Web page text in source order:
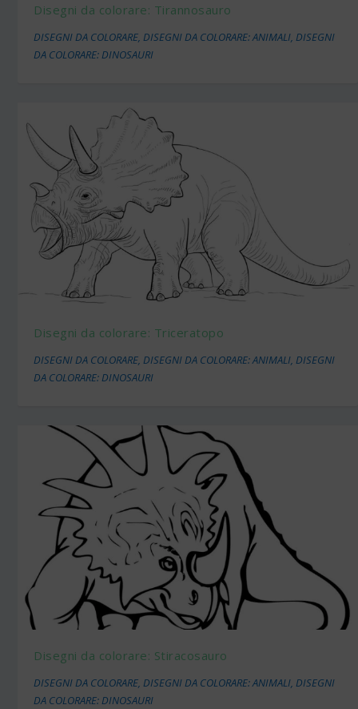
Disegni da colorare: Tirannosauro
DISEGNI DA COLORARE,DISEGNI DA COLORARE: ANIMALI,DISEGNI
DA COLORARE: DINOSAURI
Disegni da colorare: Triceratopo
DISEGNI DA COLORARE,DISEGNI DA COLORARE: ANIMALI,DISEGNI
DA COLORARE: DINOSAURI
Disegni da colorare: Stiracosauro
DISEGNI DA COLORARE,DISEGNI DA COLORARE: ANIMALI,DISEGNI
DA COLORARE: DINOSAURI